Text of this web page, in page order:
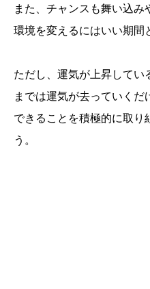
また、チャンスも舞い込み
環境を変えるにはいい期間
ただし、運気が上昇してい
までは運気が去っていくだ
できることを積極的に取り
う。